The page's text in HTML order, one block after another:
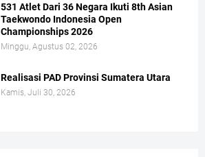
531 Atlet Dari 36 Negara Ikuti 8th Asian
Taekwondo Indonesia Open
Championships 2026
Minggu, Agustus 02, 2026
Realisasi PAD Provinsi Sumatera Utara
Kamis, Juli 30, 2026